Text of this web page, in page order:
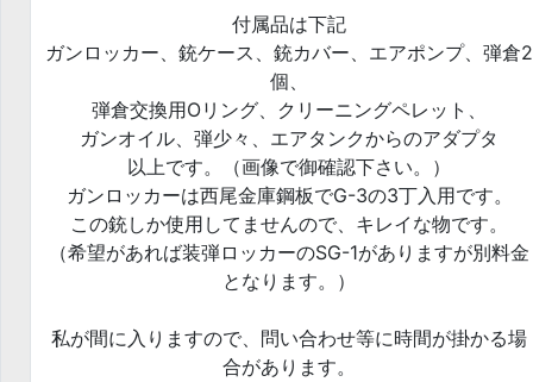
付属品は下記
ガンロッカー、銃ケース、銃カバー、エアポンプ、弾倉2
個、
弾倉交換用Oリング、クリーニングペレット、
ガンオイル、弾少々、エアタンクからのアダプタ
以上です。（画像で御確認下さい。）
ガンロッカーは西尾金庫鋼板でG-3の3丁入用です。
この銃しか使用してませんので、キレイな物です。
（希望があれば装弾ロッカーのSG-1がありますが別料金
となります。）
私が間に入りますので、問い合わせ等に時間が掛かる場
合があります。